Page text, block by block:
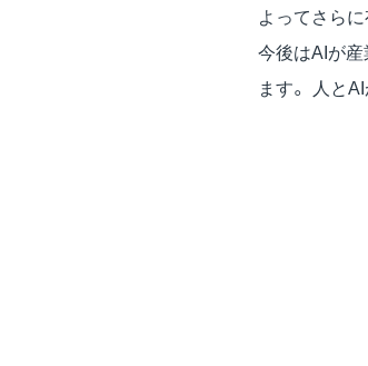
よってさら
今後はAIが産
ます。 人と